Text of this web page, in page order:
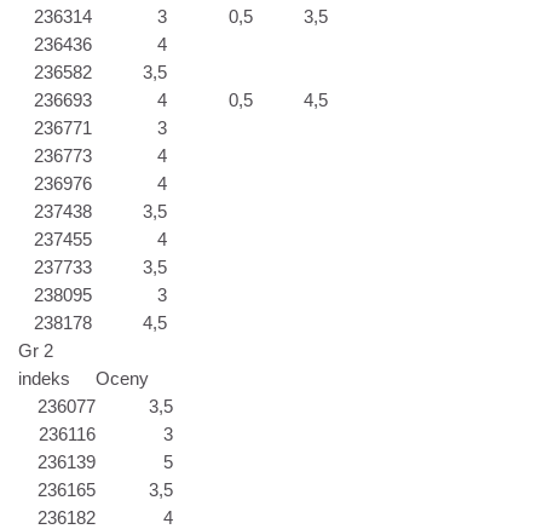
236314
3 0,5
3,5
236436
4
236582
3,5
236693
4 0,5
4,5
236771
3
236773
4
236976
4
237438
3,5
237455
4
237733
3,5
238095
3
238178
4,5
Gr 2
indeks
Oceny
236077
3,5
236116
3
236139
5
236165
3,5
236182
4